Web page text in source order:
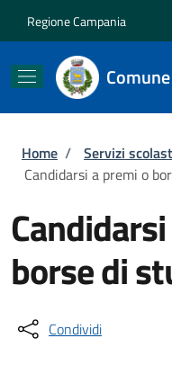
Regione Campania
Briciole di
Home / Servizi
Candidarsi a premi o
borse di
Condividi